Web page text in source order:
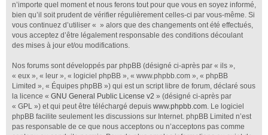
n’importe quel moment et nous ferons tout pour que vous en soyez informé,
bien qu’il soit prudent de vérifier régulièrement celles-ci par vous-même. Si
vous continuez d’utiliser « » alors que des changements ont été effectués,
vous acceptez d’être légalement responsable des conditions découlant
des mises à jour et/ou modifications.
Nos forums sont développés par phpBB (désigné ci-après par « ils »,
« eux », « leur », « logiciel phpBB », « www.phpbb.com », « phpBB
Limited », « Équipes phpBB ») qui est un script libre de forum, déclaré sous
la licence « GNU General Public License v2 » (désigné ci-après par
« GPL ») et qui peut être téléchargé depuis www.phpbb.com. Le logiciel
phpBB facilite seulement les discussions sur Internet. phpBB Limited n’est
pas responsable de ce que nous acceptons ou n’acceptons pas comme